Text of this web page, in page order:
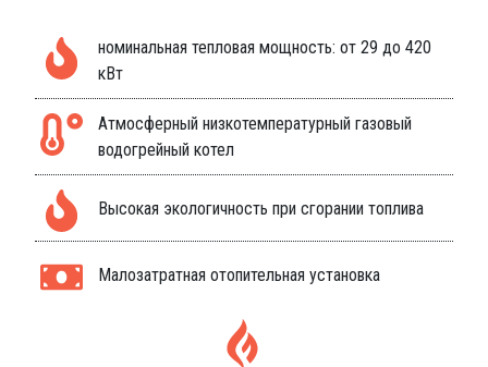
номинальная тепловая мощность: от 29 до 420
кВт
Атмосферный низкотемпературный газовый
водогрейный котел
Высокая экологичность при сгорании топлива
Малозатратная отопительная установка